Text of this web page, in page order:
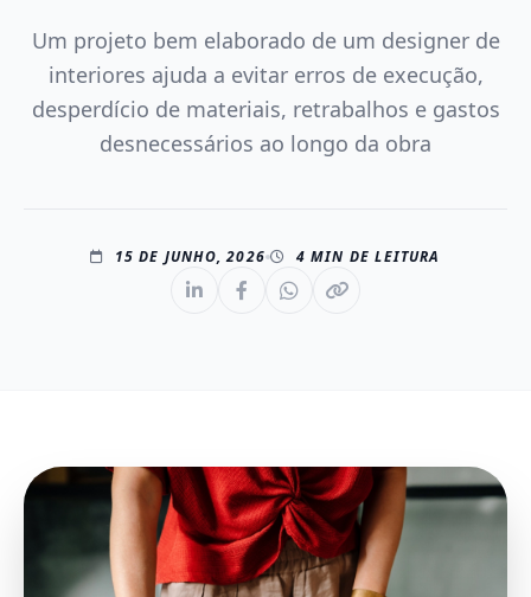
Um projeto bem elaborado de um designer de
interiores ajuda a evitar erros de execução,
desperdício de materiais, retrabalhos e gastos
desnecessários ao longo da obra
15 DE JUNHO, 2026 4 MIN DE LEITURA